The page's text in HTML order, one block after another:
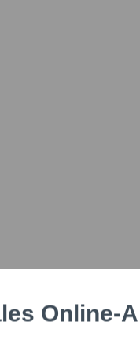
Online-